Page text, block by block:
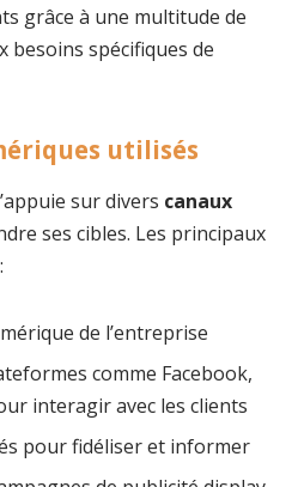
grâce à une multitude de
besoins spécifiques de
utilisés
sur divers canaux
ses cibles. Les principaux
de l’entreprise
comme Facebook,
interagir avec les clients
pour fidéliser et informer